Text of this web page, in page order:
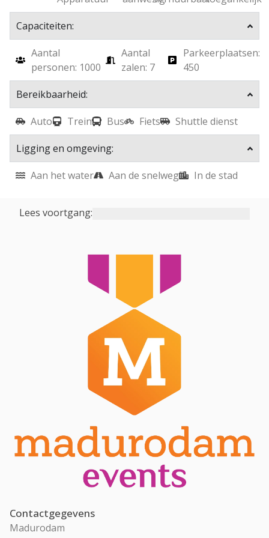
Capaciteiten:
Aantal
personen: 1000
Aantal
zalen: 7
Parkeerplaatsen:
450
Bereikbaarheid:
Auto Trein Bus Fiets Shuttle dienst
Ligging en omgeving:
Aan het water Aan de snelweg In de stad
Lees voortgang:
Contactgegevens
Madurodam